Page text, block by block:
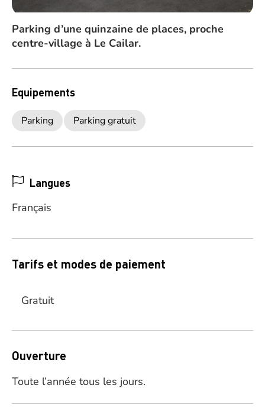
Parking d’une quinzaine de places, proche
centre-village à Le Cailar.
Equipements
Parking Parking gratuit
Langues
Français
Tarifs et modes de paiement
Gratuit
Ouverture
Toute l’année tous les jours.